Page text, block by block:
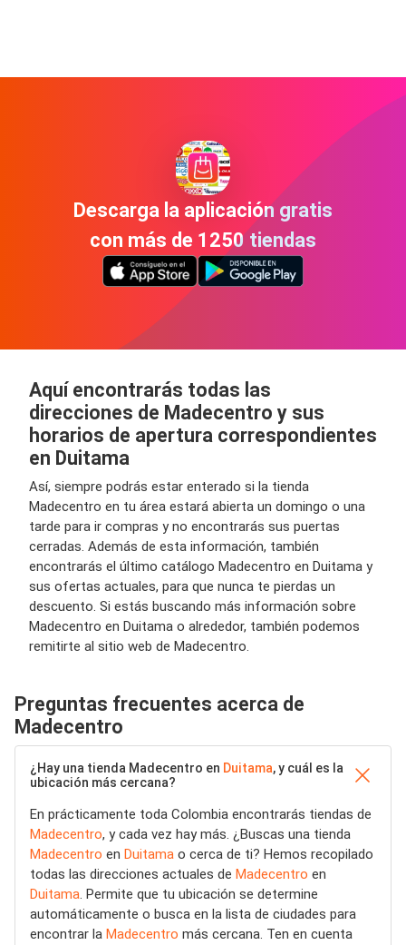
Descarga la aplicación gratis
con más de 1250 tiendas
Aquí encontrarás todas las
direcciones de Madecentro y sus
horarios de apertura correspondientes
en Duitama
Así, siempre podrás estar enterado si la tienda
Madecentro en tu área estará abierta un domingo o una
tarde para ir compras y no encontrarás sus puertas
cerradas. Además de esta información, también
encontrarás el último catálogo Madecentro en Duitama y
sus ofertas actuales, para que nunca te pierdas un
descuento. Si estás buscando más información sobre
Madecentro en Duitama o alrededor, también podemos
remitirte al sitio web de Madecentro.
Preguntas frecuentes acerca de
Madecentro
¿Hay una tienda Madecentro en Duitama, y cuál es la
ubicación más cercana?
En prácticamente toda Colombia encontrarás tiendas de
Madecentro, y cada vez hay más. ¿Buscas una tienda
Madecentro en Duitama o cerca de ti? Hemos recopilado
todas las direcciones actuales de Madecentro en
Duitama. Permite que tu ubicación se determine
automáticamente o busca en la lista de ciudades para
encontrar la Madecentro más cercana. Ten en cuenta